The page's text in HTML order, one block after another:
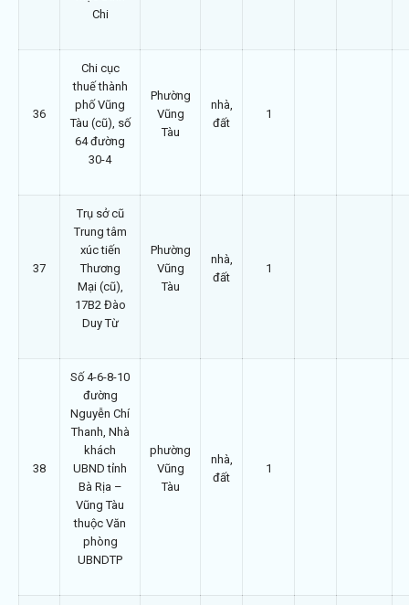
Chi
36
Chi cục
thuế thành
phố Vũng
Tàu (cũ), số
64 đường
30-4
Phường
Vũng
Tàu
nhà,
đất
1
37
Trụ sở cũ
Trung tâm
xúc tiến
Thương
Mại (cũ),
17B2 Đào
Duy Từ
Phường
Vũng
Tàu
nhà,
đất
1
38
Số 4-6-8-10
đường
Nguyễn Chí
Thanh, Nhà
khách
UBND tỉnh
Bà Rịa –
Vũng Tàu
thuộc Văn
phòng
UBNDTP
phường
Vũng
Tàu
nhà,
đất
1